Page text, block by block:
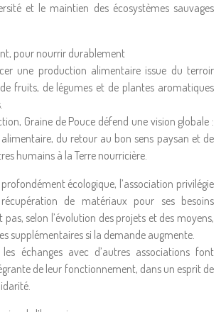
et le maintien des écosystèmes sauvages
pour nourrir durablement
une production alimentaire issue du terroir
fruits, de légumes et de plantes aromatiques
Graine de Pouce défend une vision globale :
du retour au bon sens paysan et de
humains à la Terre nourricière.
écologique, l’association privilégie
de matériaux pour ses besoins
pas, selon l’évolution des projets et des moyens,
supplémentaires si la demande augmente.
échanges avec d’autres associations font
de leur fonctionnement, dans un esprit de